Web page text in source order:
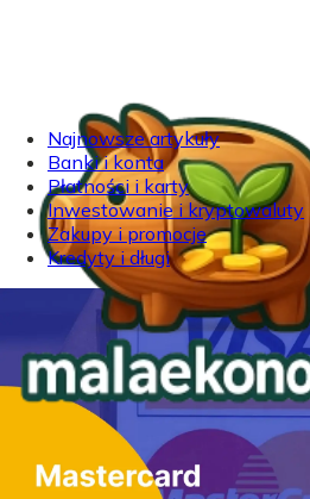
Najnowsze artykuły
Banki i konta
Płatności i karty
Inwestowanie i kryptowaluty
Zakupy i promocje
Kredyty i długi